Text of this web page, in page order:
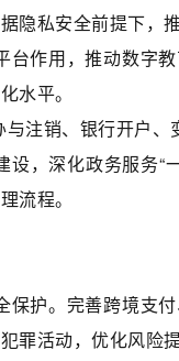
私安全前提下，
台作用，推动数字
水平。
注销、银行开户
，深化政务服务“
流程。
保护。完善跨境支
活动，优化风险